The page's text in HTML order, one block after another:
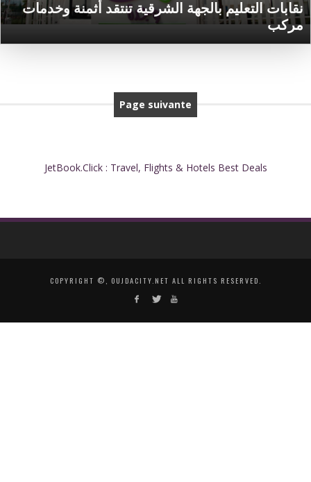
نقابات التعليم بالجهة الشرقية تنتقد أثمنة وخدمات
مركب
Page suivante
JetBook.Click : Travel, Flights & Hotels Best Deals
COPYRIGHT ©, OUJDACITY.NET ALL RIGHTS RESERVED.